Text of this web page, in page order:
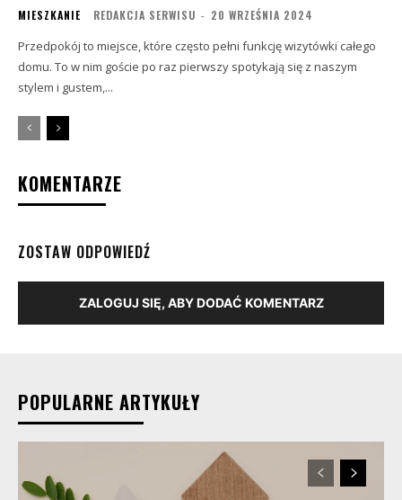
MIESZKANIE REDAKCJA SERWISU - 20 WRZEŚNIA 2024
Przedpokój to miejsce, które często pełni funkcję wizytówki całego
domu. To w nim goście po raz pierwszy spotykają się z naszym
stylem i gustem,...
KOMENTARZE
ZOSTAW ODPOWIEDŹ
ZALOGUJ SIĘ, ABY DODAĆ KOMENTARZ
POPULARNE ARTYKUŁY